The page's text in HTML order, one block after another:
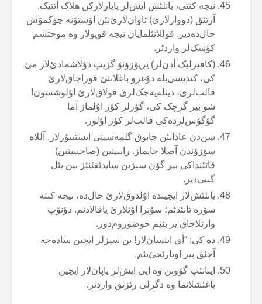
نیجە کنتی، یانلئش ایش‌لر یاپارلارکن هلاک أتتیک.
آرتئق (دووارلارئ) تاوان‌لارئ‌نئن اۆستۆنە چؤکمۆش
حال‌دەدیر. قوللانئلمایان نیجە قویولار وە موحتشم
کؤشک‌لر واردئر.
(کافیرلیک أدن‌لر) یریۆزۆنۆ گزیپ دۇلاشمادئ‌لار مئ
کی، کندیسی‌یلە دۇغرو باغلانتئ قوراجاق‌لارئ
قالب‌لری، دینلەیەجک‌لری قولاق‌لارئ اۇلوشسون!
شو بیر گرچک کی، گؤزلر کؤر اۇلماز آما
گؤگۆس‌لردەکی قالب‌لر کؤر اۇلور.
سن‌دن عاذابئن چابوق گلمەسینی ایستییۇرلار. آللاە
سؤزۆندن آصلا جایماز. راببینین (صاحیبینین)
قاتئنداکی بیر گۆن سیزین سایدئغئنئز بین یئل
گیبی‌دیر.
یانلئش‌لار ایچیندە اۇلدوق‌لارئ حال‌دە، نیجە کنتە
سۆرە تانئدئم؛ سۇنرا اۇنلارئ یاقالادئم. دؤنۆپ
وارئلاجاق یر بنیم حوضوروم‌دور.
دە کی: “أی اینسان‌لار! بن سیزلر ایچین سادەجە
آچئق بیر اویارئجئ‌یئم.
اینانئپ گۆونن وە ایی ایش‌لر یاپان‌لار ایچین
باغئشلانما وە دگرلی رئزئق واردئر.